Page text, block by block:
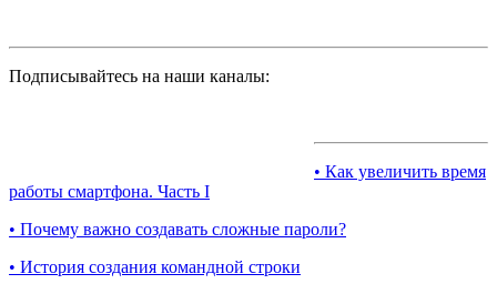
Подписывайтесь на наши каналы:
• Как увеличить время
работы смартфона. Часть I
• Почему важно создавать сложные пароли?
• История создания командной строки